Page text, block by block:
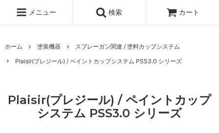
メニュー 検索 カート
ホーム 塗装機器
スプレーガン関連 / 塗料カップシステム
Plaisir(プレジール) / ペイントカップシステム PSS3.0 シリーズ
Plaisir(プレジール) / ペイントカップ
システム PSS3.0 シリーズ